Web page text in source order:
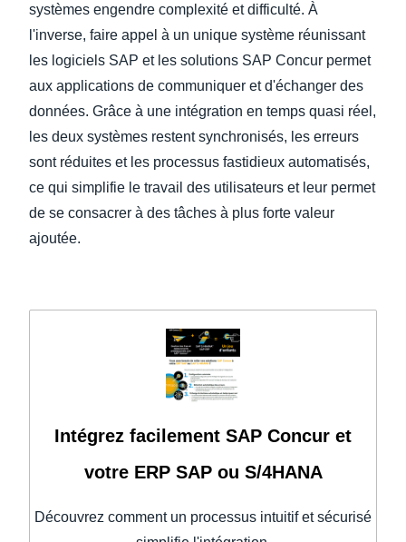
systèmes engendre complexité et difficulté. À
l'inverse, faire appel à un unique système réunissant
les logiciels SAP et les solutions SAP Concur permet
aux applications de communiquer et d'échanger des
données. Grâce à une intégration en temps quasi réel,
les deux systèmes restent synchronisés, les erreurs
sont réduites et les processus fastidieux automatisés,
ce qui simplifie le travail des utilisateurs et leur permet
de se consacrer à des tâches à plus forte valeur
ajoutée.
Intégrez facilement SAP Concur et
votre ERP SAP ou S/4HANA
Découvrez comment un processus intuitif et sécurisé